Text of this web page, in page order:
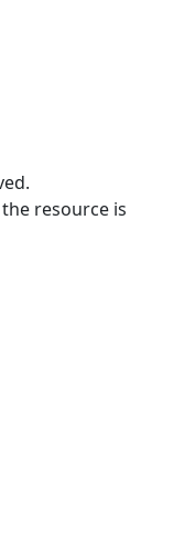
resource is